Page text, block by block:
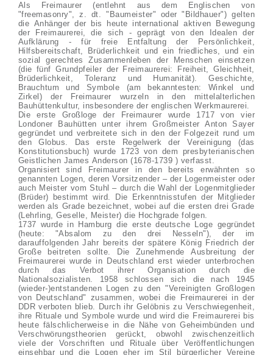
Als Freimaurer (entlehnt aus dem Englischen von
"freemasonry", z. dt. "Baumeister" oder "Bildhauer") gelten
die Anhänger der bis heute international aktiven Bewegung
der Freimaurerei, die sich - geprägt von den Idealen der
Aufklärung - für freie Entfaltung der Persönlichkeit,
Hilfsbereitschaft, Brüderlichkeit und ein friedliches, und ein
sozial gerechtes Zusammenleben der Menschen einsetzen
(die fünf Grundpfeiler der Freimaurerei: Freiheit, Gleichheit,
Brüderlichkeit, Toleranz und Humanität). Geschichte,
Brauchtum und Symbole (am bekanntesten: Winkel und
Zirkel) der Freimaurer wurzeln in den mittelalterlichen
Bauhüttenkultur, insbesondere der englischen Werkmaurerei.
Die erste Großloge der Freimaurer wurde 1717 von vier
Londoner Bauhütten unter ihrem Großmeister Anton Sayer
gegründet und verbreitete sich in den der Folgezeit rund um
den Globus. Das erste Regelwerk der Vereinigung (das
Konstitutionsbuch) wurde 1723 von dem presbyterianischen
Geistlichen James Anderson (1678-1739 ) verfasst.
Organisiert sind Freimaurer in den bereits erwähnten so
genannten Logen, deren Vorsitzender – der Logenmeister oder
auch Meister vom Stuhl – durch die Wahl der Logenmitglieder
(Brüder) bestimmt wird. Die Erkenntnisstufen der Mitglieder
werden als Grade bezeichnet, wobei auf die ersten drei Grade
(Lehrling, Geselle, Meister) die Hochgrade folgen.
1737 wurde in Hamburg die erste deutsche Loge gegründet
(heute: "Absalom zu den drei Nesseln"), der im
darauffolgenden Jahr bereits der spätere König Friedrich der
Große beitreten sollte. Die Zunehmende Ausbreitung der
Freimaurerei wurde in Deutschland erst wieder unterbrochen
durch das Verbot ihrer Organisation durch die
Nationalsozialisten. 1958 schlossen sich die nach 1945
(wieder-)entstandenen Logen zu den "Vereinigten Großlogen
von Deutschland" zusammen, wobei die Freimaurerei in der
DDR verboten blieb. Durch ihr Gelöbnis zu Verschwiegenheit,
ihre Rituale und Symbole wurde und wird die Freimaurerei bis
heute fälschlicherweise in die Nähe von Geheimbünden und
Verschwörungstheorien gerückt, obwohl zwischenzeitlich
viele der Vorschriften und Rituale über Veröffentlichungen
einsehbar und die Logen eher im Stil bürgerlicher Vereine